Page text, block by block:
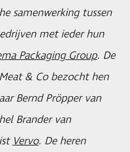
samenwerking tussen
met ieder hun
Packaging Group. De
& Co bezocht hen
Bernd Pröpper van
Brander van
Vervo. De heren